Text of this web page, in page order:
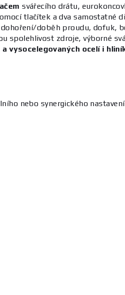
svářecího drátu,
tlačítek a dva samostatné
doběh proudu, dofuk,
spolehlivost zdroje, výborné
vysocelegovaných ocelí i
nebo synergického